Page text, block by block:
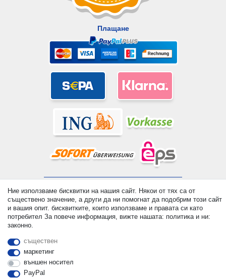
Плащане
Prices incl. VAT. 19% VAT Basic prices see article detail | *
Applies to deliveries to the UK!
Ние използваме бисквитки на нашия сайт. Някои от тях са от
съществено значение, а други да ни помогнат да подобрим този сайт
и вашия опит. бисквитките, които използваме и правата си като
потребител За повече информация, вижте нашата: политика и ни:
законно.
съществен
маркетинг
външен носител
PayPal